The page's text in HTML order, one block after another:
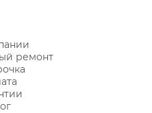
ремонт